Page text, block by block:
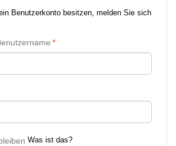
Benutzerkonto besitzen, melden Sie sich
*
Was ist das?